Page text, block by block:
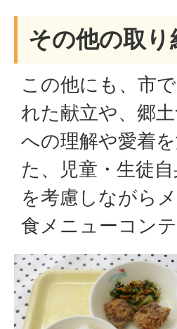
その他の取り
この他にも、市
れた献立や、郷
への理解や愛着
た、児童・生徒
を考慮しながら
食メニューコン